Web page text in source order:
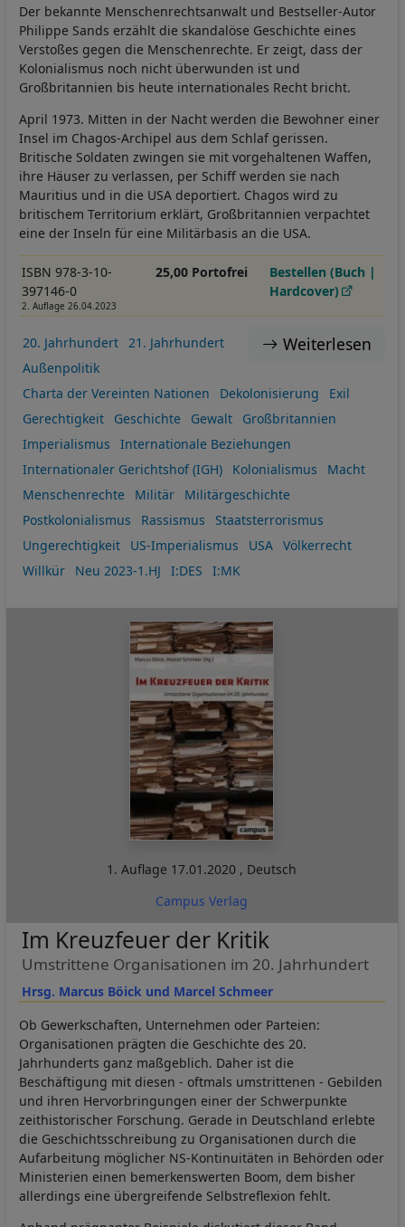
Der bekannte Menschenrechtsanwalt und Bestseller-Autor
Philippe Sands erzählt die skandalöse Geschichte eines
Verstoßes gegen die Menschenrechte. Er zeigt, dass der
Kolonialismus noch nicht überwunden ist und
Großbritannien bis heute internationales Recht bricht.
April 1973. Mitten in der Nacht werden die Bewohner einer
Insel im Chagos-Archipel aus dem Schlaf gerissen.
Britische Soldaten zwingen sie mit vorgehaltenen Waffen,
ihre Häuser zu verlassen, per Schiff werden sie nach
Mauritius und in die USA deportiert. Chagos wird zu
britischem Territorium erklärt, Großbritannien verpachtet
eine der Inseln für eine Militärbasis an die USA.
ISBN 978-3-10-
397146-0
2. Auflage 26.04.2023
25,00 Portofrei
Bestellen (Buch |
Hardcover)
Weiterlesen
20. Jahrhundert
21. Jahrhundert
Außenpolitik
Charta der Vereinten Nationen
Dekolonisierung
Exil
Gerechtigkeit
Geschichte Gewalt
Großbritannien
Imperialismus
Internationale Beziehungen
Internationaler Gerichtshof (IGH)
Kolonialismus
Macht
Menschenrechte
Militär
Militärgeschichte
Postkolonialismus
Rassismus
Staatsterrorismus
Ungerechtigkeit
US-Imperialismus USA
Völkerrecht
Willkür
Neu 2023-1.HJ I:DES I:MK
1. Auflage 17.01.2020 , Deutsch
Campus Verlag
Hrsg. Marcus Böick und Marcel Schmeer
Im Kreuzfeuer der Kritik
Umstrittene Organisationen im 20. Jahrhundert
Ob Gewerkschaften, Unternehmen oder Parteien:
Organisationen prägten die Geschichte des 20.
Jahrhunderts ganz maßgeblich. Daher ist die
Beschäftigung mit diesen - oftmals umstrittenen - Gebilden
und ihren Hervorbringungen einer der Schwerpunkte
zeithistorischer Forschung. Gerade in Deutschland erlebte
die Geschichtsschreibung zu Organisationen durch die
Aufarbeitung möglicher NS-Kontinuitäten in Behörden oder
Ministerien einen bemerkenswerten Boom, dem bisher
allerdings eine übergreifende Selbstreflexion fehlt.